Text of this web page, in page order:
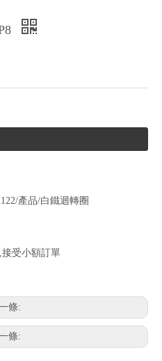
產品/白鐵迴轉圈
受小額訂單
條:
條: